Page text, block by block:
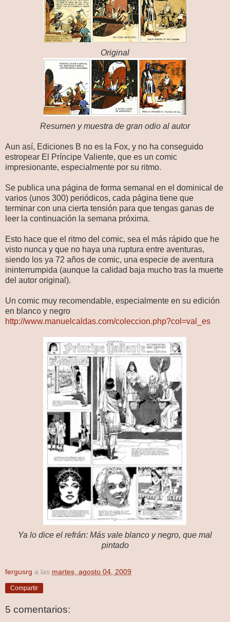
Original
Resumen y muestra de gran odio al autor
Aun así, Ediciones B no es la Fox, y no ha conseguido
estropear El Príncipe Valiente, que es un comic
impresionante, especialmente por su ritmo.
Se publica una página de forma semanal en el dominical de
varios (unos 300) periódicos, cada página tiene que
terminar con una cierta tensión para que tengas ganas de
leer la continuación la semana próxima.
Esto hace que el ritmo del comic, sea el más rápido que he
visto nunca y que no haya una ruptura entre aventuras,
siendo los ya 72 años de comic, una especie de aventura
ininterrumpida (aunque la calidad baja mucho tras la muerte
del autor original).
Un comic muy recomendable, especialmente en su edición
en blanco y negro
http://www.manuelcaldas.com/coleccion.php?col=val_es
Ya lo dice el refrán: Más vale blanco y negro, que mal
pintado
fergusrg a las martes, agosto 04, 2009
Compartir
5 comentarios: